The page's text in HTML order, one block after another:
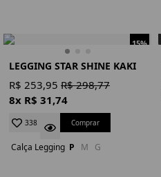
15%
LEGGING STAR SHINE KAKI
R$ 253,95 R$ 298,77
8x R$ 31,74
338 Comprar
Calça Legging P M G